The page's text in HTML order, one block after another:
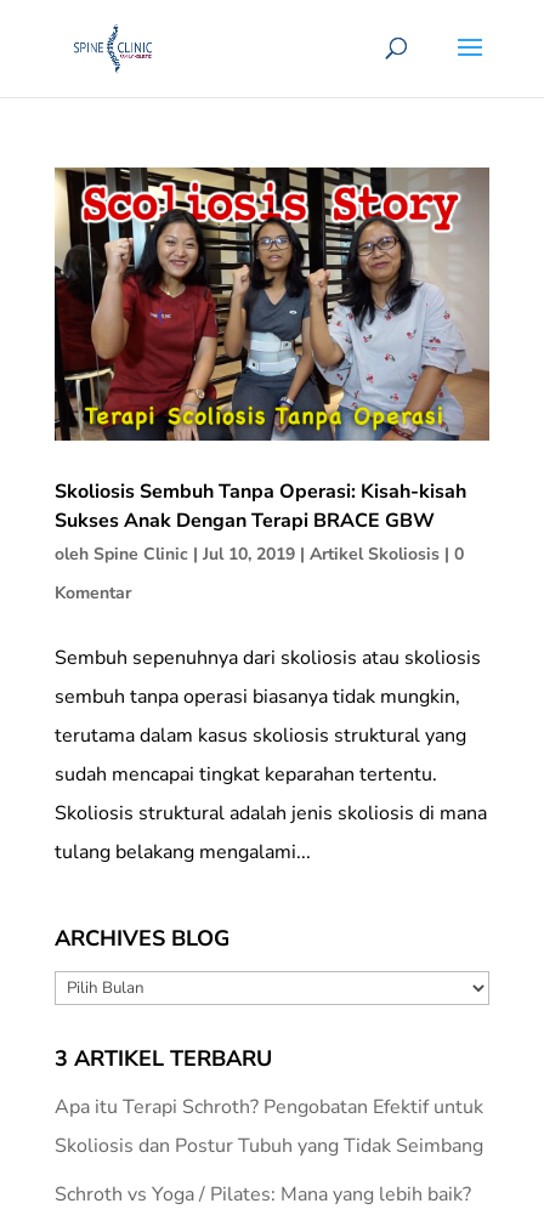
Skoliosis Sembuh Tanpa Operasi: Kisah-kisah
Sukses Anak Dengan Terapi BRACE GBW
oleh Spine Clinic| Jul 10, 2019| Artikel Skoliosis| 0
Komentar
Sembuh sepenuhnya dari skoliosis atau skoliosis
sembuh tanpa operasi biasanya tidak mungkin,
terutama dalam kasus skoliosis struktural yang
sudah mencapai tingkat keparahan tertentu.
Skoliosis struktural adalah jenis skoliosis di mana
tulang belakang mengalami...
ARCHIVES BLOG
ARCHIVES
3 ARTIKEL TERBARU
Apa itu Terapi Schroth? Pengobatan Efektif untuk
Skoliosis dan Postur Tubuh yang Tidak Seimbang
Schroth vs Yoga / Pilates: Mana yang lebih baik?